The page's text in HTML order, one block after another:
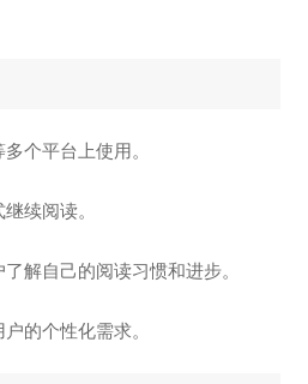
个平台上使用。
续阅读。
解自己的阅读习惯和进步。
的个性化需求。